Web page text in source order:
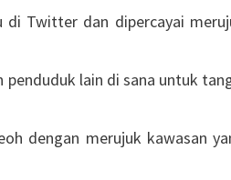
di Twitter dan dipercayai
lain di sana untuk
dengan merujuk kawasan